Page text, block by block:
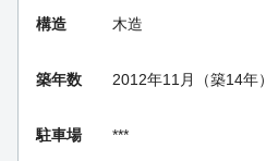
構造 木造
築年数 2012年11月（築14年）
駐車場 ***